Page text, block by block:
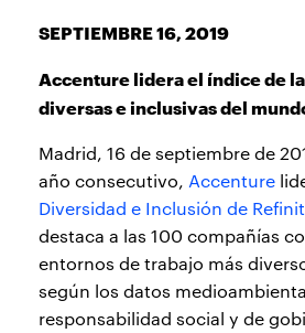
SEPTIEMBRE 16, 2019
Accenture lidera el índice de
diversas e inclusivas del
Madrid, 16 de septiembre de
año consecutivo, Accenture
Diversidad e Inclusión de
destaca a las 100 compañías
entornos de trabajo más
según los datos
responsabilidad social y de